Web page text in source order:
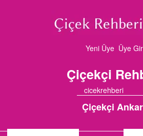
Yeni Üye Üye
Çiçekçi
cicekrehberi
Çiçekçi